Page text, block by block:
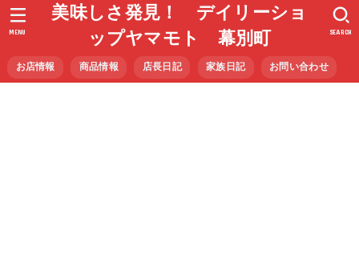
美味しさ発見！ デイリーショ
ップヤマモト 幕別町
お店情報 商品情報 店長日記 家族日記 お問い合わせ
SEARCH
MENU